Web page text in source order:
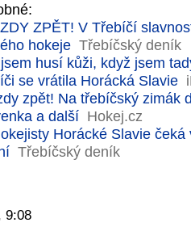
ZPĚT! V Třebíčí
hokeje Třebíčský deník
jsem husí kůži, když jsem
se vrátila Horácká Slavie
zpět! Na třebíčský zimák
a další Hokej.cz
Horácké Slavie
Třebíčský deník
9:08